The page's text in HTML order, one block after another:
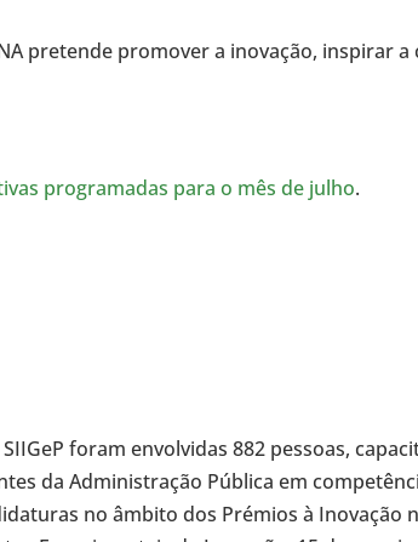
pretende promover a inovação, inspirar
programadas para o mês de julho.
foram envolvidas 882 pessoas,
da Administração Pública em
no âmbito dos Prémios à Inovação